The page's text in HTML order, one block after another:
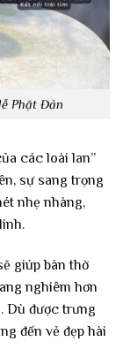
Phật Đản
các loài lan”
sự sang trọng
nhẹ nhàng,
giúp bàn thờ
nghiêm hơn
Dù được trưng
đến vẻ đẹp hài